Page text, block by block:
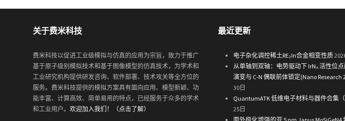
关于费米科技
费米科技以促进工业级模拟与仿真的应用为宗旨，致力于推广
基于原子级别模拟技术和基于图像模型的仿真技术，为学术和
工业研究机构提供研发咨询、软件部署、技术攻关等全方位的
服务。费米科技提供的模拟方案具有面向应用、模型新颖、功
能丰富、计算高效、简单易用的特点，已经服务于众多的学术
和工业用户。欢迎加入我们！（点击了解）
最近更新
电子杂化调控稀土RE₂In合金相变性质
从单轴到双轴：电势驱动下 IrN₄ 活性位
演变与 C-N 偶联前体锁定(Nano Research
30日
QuantumATK 低维电子材料与器件合集（
25日